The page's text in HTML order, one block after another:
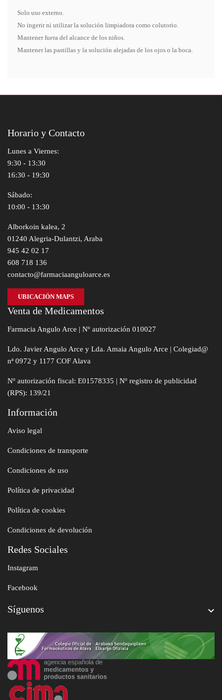
Solo uso externo.
No ingerir ni utilizar la solución limpiadora como colutorio.
Mantener fuera del alcance de los niños.
Mantener las pastillas y la solución alejadas de los ojos o la boca.
Horario y Contacto
Lunes a Viernes:
9:30 - 13:30
16:30 - 19:30
Sábado:
10:00 - 13:30
Alborkoin kalea, 2
01240 Alegria-Dulantzi, Araba
945 42 02 17
608 718 136
contacto@farmaciaanguloarce.es
UBICACIÓN MAPS
Venta de Medicamentos
Farmacia Angulo Arce | Nº autorización 010027
Ldo. Javier Angulo Arce y Lda. Amaia Angulo Arce | Colegiad@
nª 0972 y 1177 COF Alava
Nº autorización fiscal: E01578335 | Nº registro de publicidad
(RPS): 139/21
Información
Aviso legal
Condiciones de transporte
Condiciones de uso
Política de privacidad
Política de cookies
Condiciones de devolución
Redes Sociales
Instagram
Facebook
Síguenos 